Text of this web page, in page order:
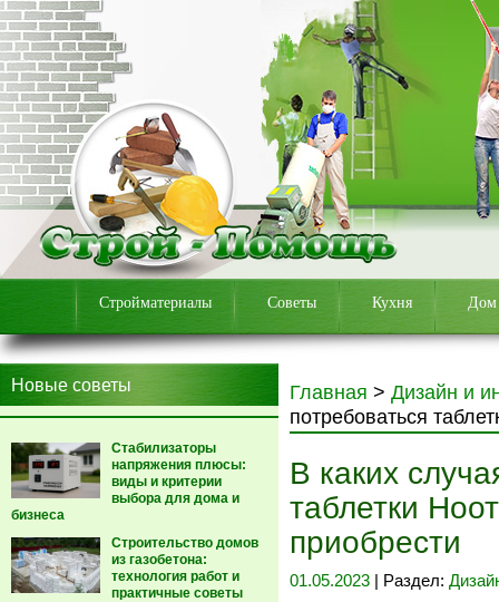
Стройматериалы Советы Кухня Дом
Новые советы
Стабилизаторы
напряжения плюсы:
виды и критерии
выбора для дома и
бизнеса
Строительство домов
из газобетона:
технология работ и
практичные советы
Главная > Дизайн и
потребоваться
В каких
таблетки
приобрести
01.05.2023 | Раздел: